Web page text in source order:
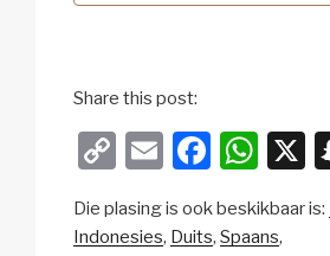
Share this post:
C
p
E
ail
F
c
W
at
X
Die plasing is ook beskikbaar is:
Indonesies Duits Spaans